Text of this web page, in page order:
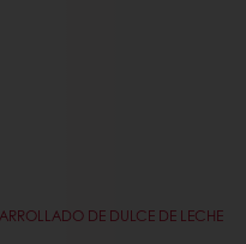
ARROLLADO DE DULCE DE LECHE